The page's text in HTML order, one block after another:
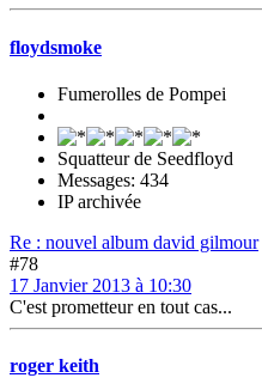
floydsmoke
Fumerolles de Pompei
Squatteur de Seedfloyd
Messages: 434
IP archivée
Re : nouvel album david gilmour
#78
17 Janvier 2013 à 10:30
C'est prometteur en tout cas...
roger keith